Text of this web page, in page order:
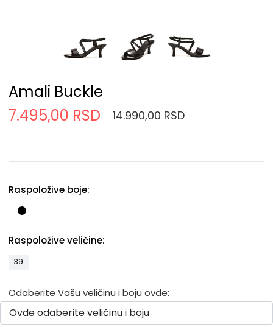
Amali Buckle
7.495,00 RSD
14.990,00 RSD
Raspoložive boje:
Raspoložive veličine:
39
Odaberite Vašu veličinu i boju ovde: